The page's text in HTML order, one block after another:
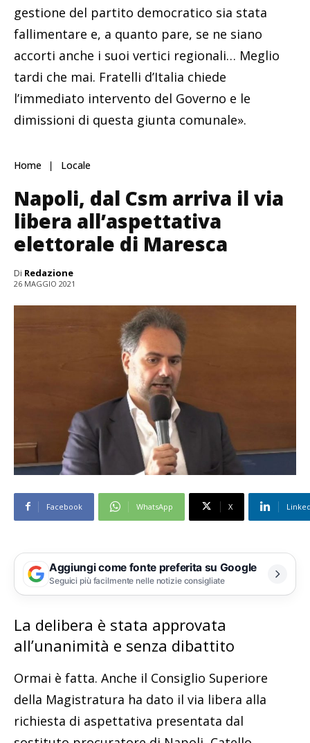
gestione del partito democratico sia stata
fallimentare e, a quanto pare, se ne siano
accorti anche i suoi vertici regionali… Meglio
tardi che mai. Fratelli d’Italia chiede
l’immediato intervento del Governo e le
dimissioni di questa giunta comunale».
Home Locale
Napoli, dal Csm arriva il via
libera all’aspettativa
elettorale di Maresca
Di Redazione
26 MAGGIO 2021
Facebook WhatsApp X
Aggiungi come fonte preferita su Google
Seguici più facilmente nelle notizie consigliate
La delibera è stata approvata
all’unanimità e senza dibattito
Ormai è fatta. Anche il Consiglio Superiore
della Magistratura ha dato il via libera alla
richiesta di aspettativa presentata dal